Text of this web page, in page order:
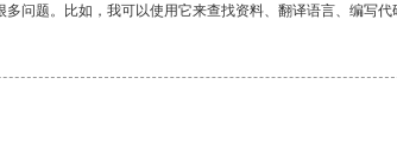
问题。比如，我可以使用它来查找资料、翻译语言、编写代